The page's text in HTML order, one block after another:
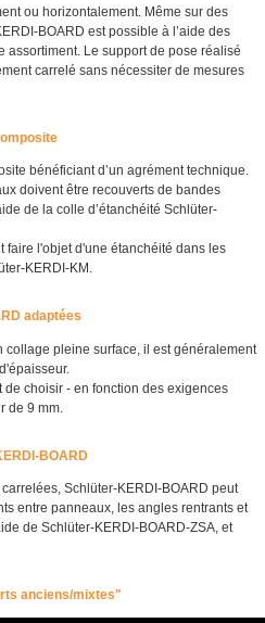
ou horizontalement. Même sur des
BOARD est possible à l’aide des
Le support de pose réalisé
carrelé sans nécessiter de mesures
bénéficiant d’un agrément technique.
doivent être recouverts de bandes
de la colle d’étanchéité Schlüter-
faire l'objet d'une étanchéité dans les
KERDI-KM.
adaptées
collage pleine surface, il est généralement
choisir - en fonction des exigences
de 9 mm.
BOARD
Schlüter-KERDI-BOARD peut
entre panneaux, les angles rentrants et
de Schlüter-KERDI-BOARD-ZSA, et
anciens/mixtes"